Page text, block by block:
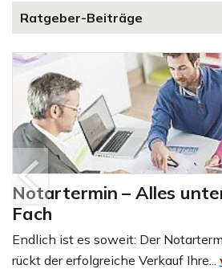
Ratgeber-Beiträge
Notartermin – Alles
Fach
Endlich ist es soweit: Der
rückt der erfolgreiche Verkauf Ihre...